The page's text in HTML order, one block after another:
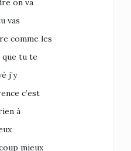
on va
vas
comme les
tu te
j’y
c’est
à
mieux